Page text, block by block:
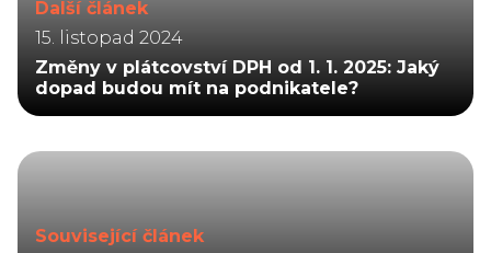
Další článek
15. listopad 2024
Změny v plátcovství DPH od 1. 1. 2025: Jaký
dopad budou mít na podnikatele?
Související článek